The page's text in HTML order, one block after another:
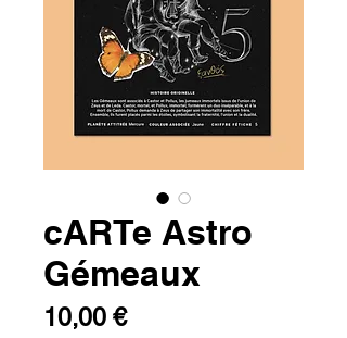
cARTe Astro
Gémeaux
10,00 €Prix